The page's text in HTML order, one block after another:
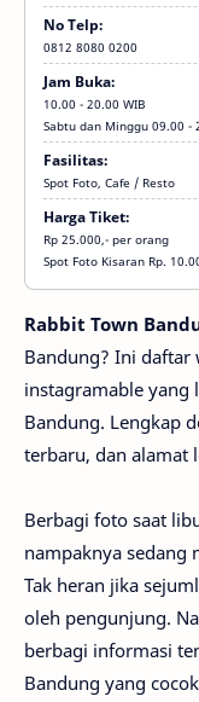
No Telp:
0812 8080 0200
Jam Buka:
10.00 - 20.00 WIB
Sabtu dan Minggu 09.00 -
Fasilitas:
Spot Foto, Cafe / Resto
Ekonomi
dan
Bisnis,
S1,
Teknik
Harga Tiket:
Rp 25.000,- per orang
Spot Foto Kisaran Rp.
Rabbit Town
Bandung? Ini daftar
instagramable yang
Bandung. Lengkap
terbaru, dan alamat
Berbagi foto saat
nampaknya sedang
Tak heran jika
oleh pengunjung.
berbagi informasi
Bandung yang